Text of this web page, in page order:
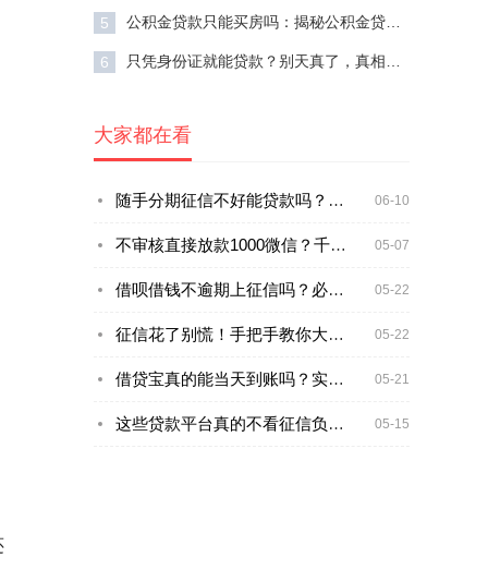
5
6
大家都在看
06-10
随手分期征信不好能贷款吗？实测黑户下款技巧大公开
05-07
不审核直接放款1000微信？千万别急着点！小心这些坑
05-22
借呗借钱不逾期上征信吗？必看的3个征信真相
05-22
征信花了别慌！手把手教你大数据清洗贷款攻略
05-21
借贷宝真的能当天到账吗？实测结果+避坑指南
05-15
这些贷款平台真的不看征信负债？